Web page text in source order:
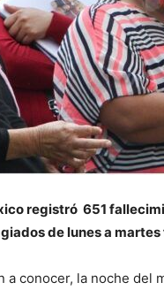
registró 651
de lunes a
a conocer, la noche del